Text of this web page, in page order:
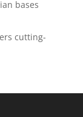
bases
cutting-